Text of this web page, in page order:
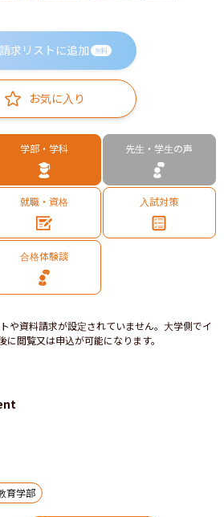
求リストに追加 無料
お気に入り
学部・学科 先生・学生の声
就職・資格 入試対策
合格体験談
や資料請求が設定されていません。大学側でイ
閲覧又は申込が可能になります。
育学部